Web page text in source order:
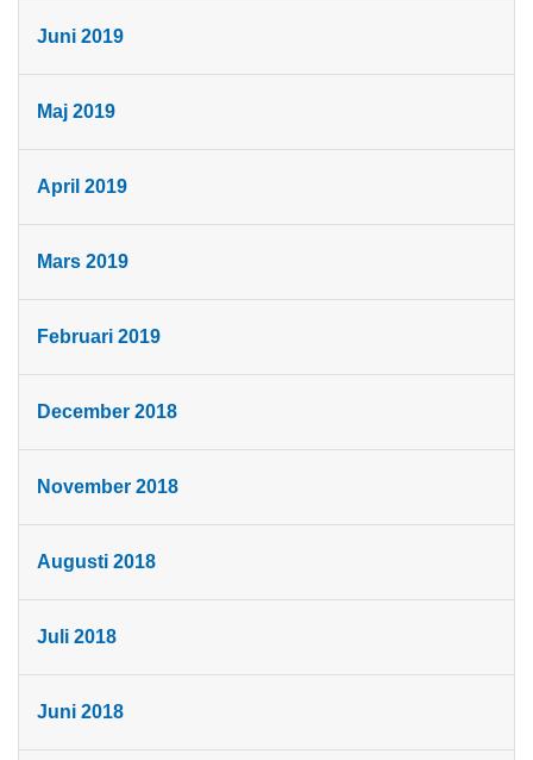
Juni 2019
Maj 2019
April 2019
Mars 2019
Februari 2019
December 2018
November 2018
Augusti 2018
Juli 2018
Juni 2018